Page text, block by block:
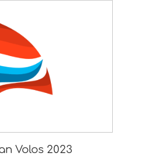
Volos 2023